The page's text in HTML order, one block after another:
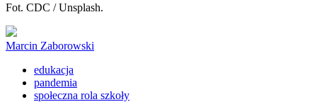
Fot. CDC / Unsplash.
Marcin Zaborowski
edukacja
pandemia
społeczna rola szkoły